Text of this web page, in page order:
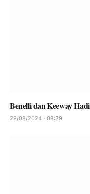
Benelli dan Keeway
29/08/2024 - 08:39